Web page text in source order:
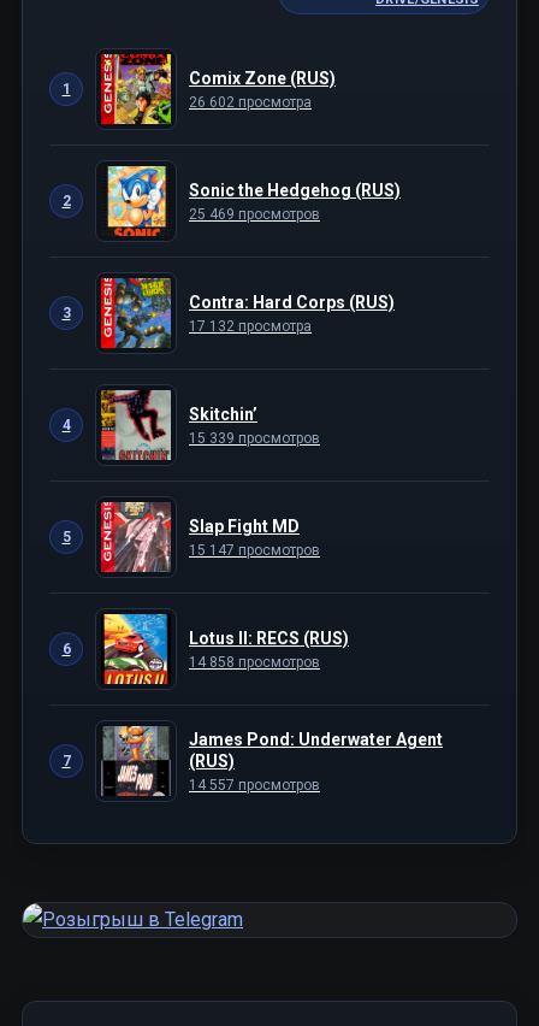
1
Comix Zone (RUS)
26 602 просмотра
2
Sonic the Hedgehog (RUS)
25 469 просмотров
3
Contra: Hard Corps (RUS)
17 132 просмотра
4
Skitchin’
15 339 просмотров
5
Slap Fight MD
15 147 просмотров
6
Lotus II: RECS (RUS)
14 858 просмотров
7
James Pond: Underwater Agent
(RUS)
14 557 просмотров